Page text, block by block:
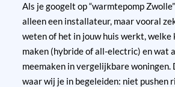
Als je googelt op “warmtepomp
alleen een installateur, maar vooral
weten of het in jouw huis werkt, welke
maken (hybride of all-electric) en wat
meemaken in vergelijkbare woningen.
waar wij je in begeleiden: niet pushen